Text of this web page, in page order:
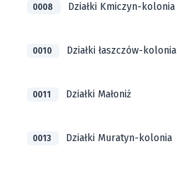
0008 Działki Kmiczyn-kolonia
0010 Działki łaszczów-kolonia
0011 Działki Małoniż
0013 Działki Muratyn-kolonia